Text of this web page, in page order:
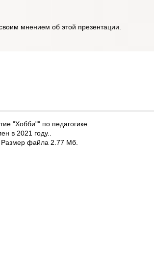
мнением об этой презентации.
"Хобби"" по педагогике.
в 2021 году..
Размер файла 2.77 Мб.